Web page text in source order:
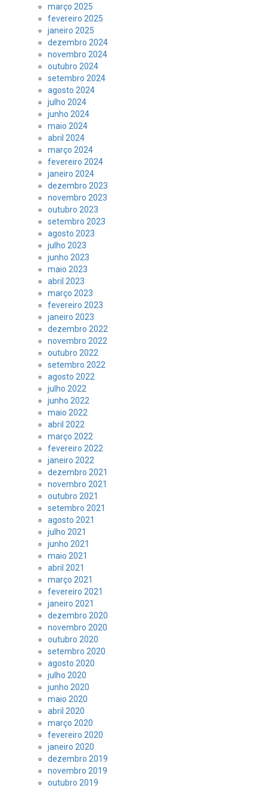
março 2025
fevereiro 2025
janeiro 2025
dezembro 2024
novembro 2024
outubro 2024
setembro 2024
agosto 2024
julho 2024
junho 2024
maio 2024
abril 2024
março 2024
fevereiro 2024
janeiro 2024
dezembro 2023
novembro 2023
outubro 2023
setembro 2023
agosto 2023
julho 2023
junho 2023
maio 2023
abril 2023
março 2023
fevereiro 2023
janeiro 2023
dezembro 2022
novembro 2022
outubro 2022
setembro 2022
agosto 2022
julho 2022
junho 2022
maio 2022
abril 2022
março 2022
fevereiro 2022
janeiro 2022
dezembro 2021
novembro 2021
outubro 2021
setembro 2021
agosto 2021
julho 2021
junho 2021
maio 2021
abril 2021
março 2021
fevereiro 2021
janeiro 2021
dezembro 2020
novembro 2020
outubro 2020
setembro 2020
agosto 2020
julho 2020
junho 2020
maio 2020
abril 2020
março 2020
fevereiro 2020
janeiro 2020
dezembro 2019
novembro 2019
outubro 2019